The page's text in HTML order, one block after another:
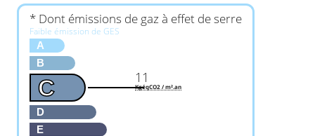
* Dont émissions de gaz à effet de serre
Faible émission de GES
A
B
C
D
E
11
KgéqCO2 / m².an